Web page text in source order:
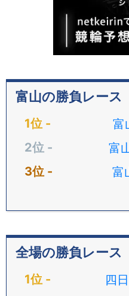
富山の勝負レース
富
富
富
全場の勝負レース
四